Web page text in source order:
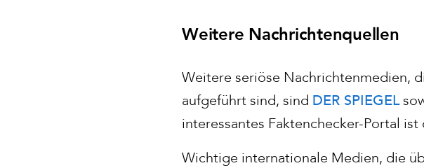
Weitere Nachrichtenquellen
Weitere seriöse Nachrichtenmedien,
aufgeführt sind, sind DER SPIEGEL
interessantes Faktenchecker-Portal ist
Wichtige internationale Medien, die